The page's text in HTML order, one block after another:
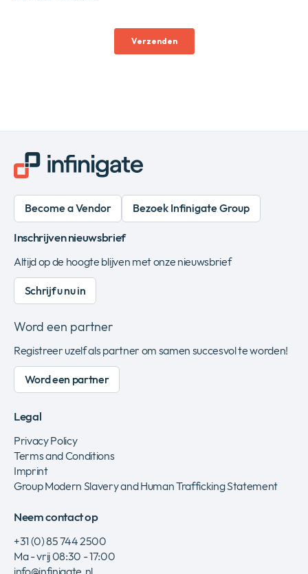
Become a Vendor Bezoek Infinigate Group
Inschrijven nieuwsbrief
Altijd op de hoogte blijven met onze nieuwsbrief
Schrijf u nu in
Word een partner
Registreer uzelf als partner om samen succesvol te worden!
Word een partner
Legal
Privacy Policy
Terms and Conditions
Imprint
Group Modern Slavery and Human Trafficking Statement
Neem contact op
+31 (0) 85 744 2500
Ma - vrij 08:30 - 17:00